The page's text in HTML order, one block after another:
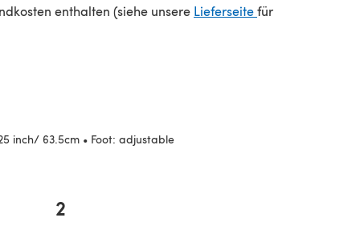
enthalten (siehe unsere Lieferseite(öffnet sich in
für
inch/ 63.5cm • Foot: adjustable
2